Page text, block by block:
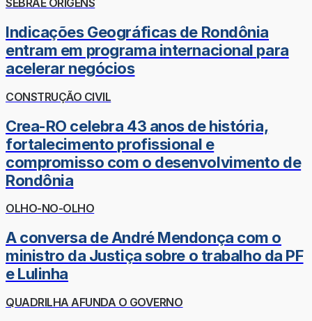
SEBRAE ORIGENS
Indicações Geográficas de Rondônia
entram em programa internacional para
acelerar negócios
CONSTRUÇÃO CIVIL
Crea-RO celebra 43 anos de história,
fortalecimento profissional e
compromisso com o desenvolvimento de
Rondônia
OLHO-NO-OLHO
A conversa de André Mendonça com o
ministro da Justiça sobre o trabalho da PF
e Lulinha
QUADRILHA AFUNDA O GOVERNO